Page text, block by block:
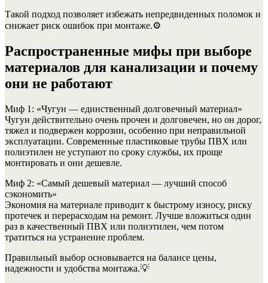
Такой подход позволяет избежать непредвиденных поломок и
снижает риск ошибок при монтаже.⚙️
Распространенные мифы при выборе
материалов для канализации и почему
они не работают
Миф 1: «Чугун — единственный долговечный материал»
Чугун действительно очень прочен и долговечен, но он дорог,
тяжел и подвержен коррозии, особенно при неправильной
эксплуатации. Современные пластиковые трубы ПВХ или
полиэтилен не уступают по сроку службы, их проще
монтировать и они дешевле.
Миф 2: «Самый дешевый материал — лучший способ
сэкономить»
Экономия на материале приводит к быстрому износу, риску
протечек и перерасходам на ремонт. Лучше вложиться один
раз в качественный ПВХ или полиэтилен, чем потом
тратиться на устранение проблем.
Правильный выбор основывается на балансе цены,
надежности и удобства монтажа.💡